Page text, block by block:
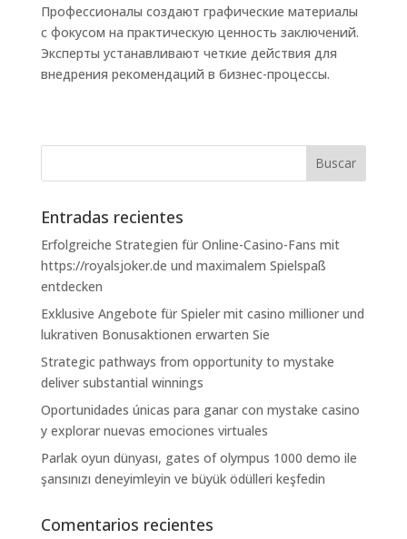
Профессионалы создают графические материалы
с фокусом на практическую ценность заключений.
Эксперты устанавливают четкие действия для
внедрения рекомендаций в бизнес-процессы.
Entradas recientes
Erfolgreiche Strategien für Online-Casino-Fans mit
https://royalsjoker.de und maximalem Spielspaß
entdecken
Exklusive Angebote für Spieler mit casino millioner und
lukrativen Bonusaktionen erwarten Sie
Strategic pathways from opportunity to mystake
deliver substantial winnings
Oportunidades únicas para ganar con mystake casino
y explorar nuevas emociones virtuales
Parlak oyun dünyası, gates of olympus 1000 demo ile
şansınızı deneyimleyin ve büyük ödülleri keşfedin
Comentarios recientes